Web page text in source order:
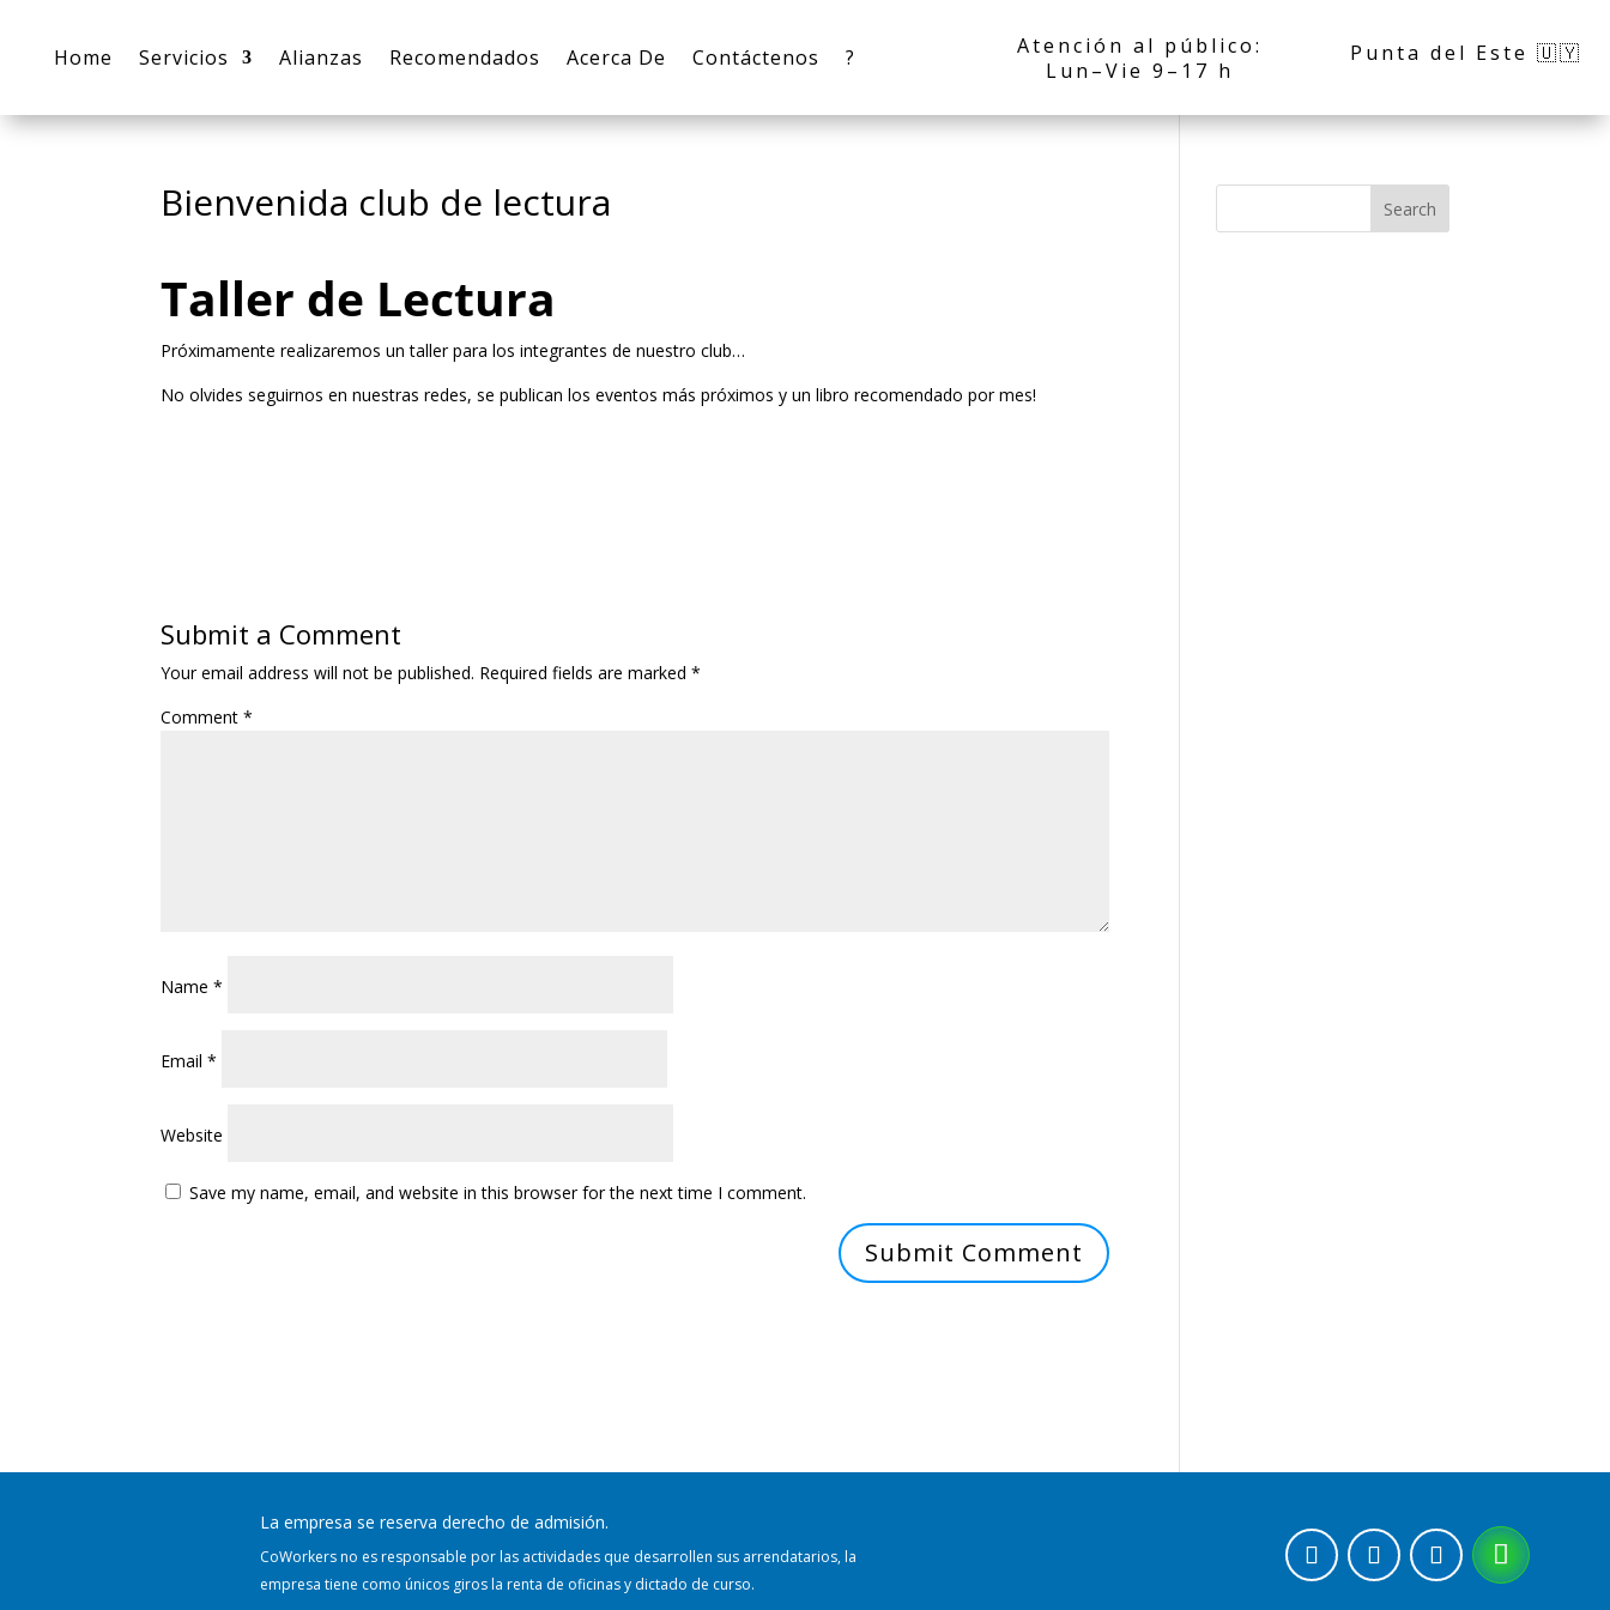
Home Servicios Alianzas Recomendados Acerca De Contáctenos ?
Atención al público:
Lun–Vie 9–17 h
Punta del Este 🇺🇾
Bienvenida club de lectura
Taller de Lectura
Próximamente realizaremos un taller para los integrantes de nuestro club…
No olvides seguirnos en nuestras redes, se publican los eventos más próximos y un libro recomendado por mes!
Submit a Comment
Your email address will not be published. Required fields are marked*
Comment*
Name*
Email*
Website
Save my name, email, and website in this browser for the next time I comment.
Search
La empresa se reserva derecho de admisión.
CoWorkers no es responsable por las actividades que desarrollen sus arrendatarios, la
empresa tiene como únicos giros la renta de oficinas y dictado de curso.